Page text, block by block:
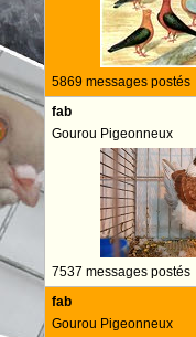
5869 messages postés
fab
Gourou Pigeonneux
7537 messages postés
fab
Gourou Pigeonneux